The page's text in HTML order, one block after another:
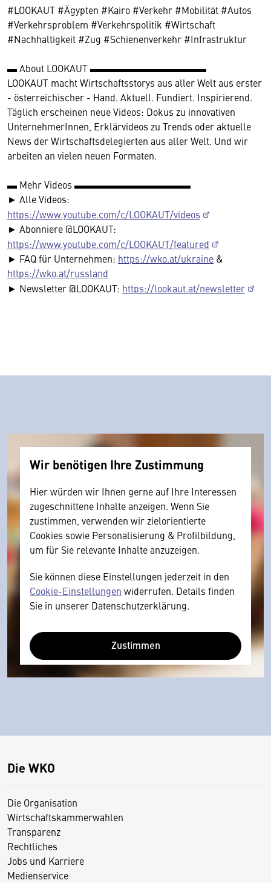
#LOOKAUT #Ägypten #Kairo #Verkehr #Mobilität #Autos
#Verkehrsproblem #Verkehrspolitik #Wirtschaft
#Nachhaltigkeit #Zug #Schienenverkehr #Infrastruktur
▬ About LOOKAUT ▬▬▬▬▬▬▬▬▬▬▬▬
LOOKAUT macht Wirtschaftsstorys aus aller Welt aus erster
- österreichischer - Hand. Aktuell. Fundiert. Inspirierend.
Täglich erscheinen neue Videos: Dokus zu innovativen
UnternehmerInnen, Erklärvideos zu Trends oder aktuelle
News der Wirtschaftsdelegierten aus aller Welt. Und wir
arbeiten an vielen neuen Formaten.
▬ Mehr Videos ▬▬▬▬▬▬▬▬▬▬▬▬
► Alle Videos:
https://www.youtube.com/c/LOOKAUT/videos
► Abonniere @LOOKAUT:
https://www.youtube.com/c/LOOKAUT/featured
► FAQ für Unternehmen: https://wko.at/ukraine &
https://wko.at/russland
► Newsletter @LOOKAUT: https://lookaut.at/newsletter
Wir benötigen Ihre Zustimmung
Hier würden wir Ihnen gerne auf Ihre Interessen
zugeschnittene Inhalte anzeigen. Wenn Sie
zustimmen, verwenden wir zielorientierte
Cookies sowie Personalisierung & Profilbildung,
um für Sie relevante Inhalte anzuzeigen.
Sie können diese Einstellungen jederzeit in den
Cookie-Einstellungen widerrufen. Details finden
Sie in unserer Datenschutzerklärung.
Zustimmen
Die WKO
Die Organisation
Wirtschaftskammerwahlen
Transparenz
Rechtliches
Jobs und Karriere
Medienservice